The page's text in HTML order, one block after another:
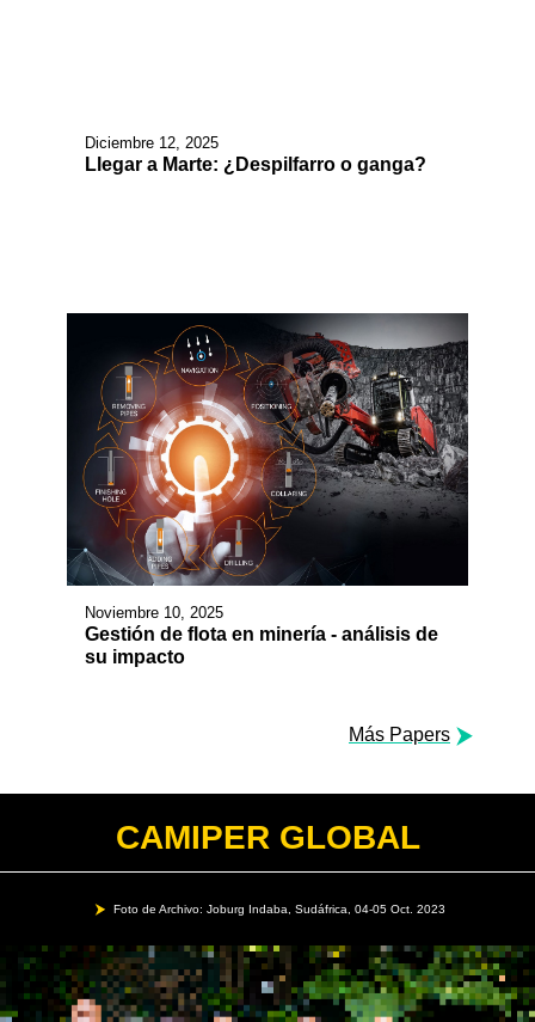
Diciembre 12, 2025
Llegar a Marte: ¿Despilfarro o ganga?
Noviembre 10, 2025
Gestión de flota en minería - análisis de
su impacto
Más Papers
CAMIPER GLOBAL
Foto de Archivo: Joburg Indaba, Sudáfrica, 04-05 Oct. 2023